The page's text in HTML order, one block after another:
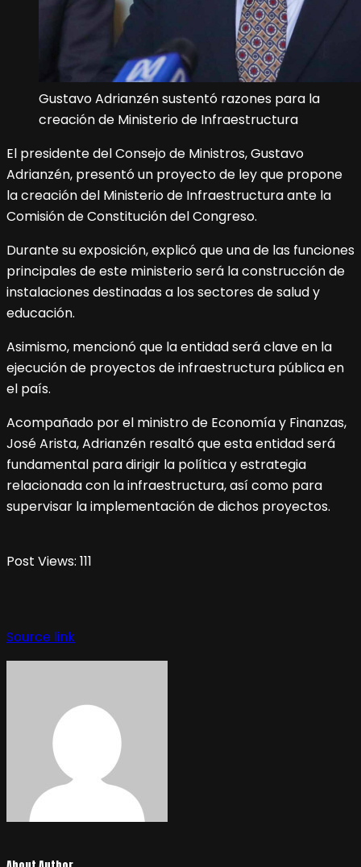
Gustavo Adrianzén sustentó razones para la
creación de Ministerio de Infraestructura
El presidente del Consejo de Ministros, Gustavo
Adrianzén, presentó un proyecto de ley que propone
la creación del Ministerio de Infraestructura ante la
Comisión de Constitución del Congreso.
Durante su exposición, explicó que una de las funciones
principales de este ministerio será la construcción de
instalaciones destinadas a los sectores de salud y
educación.
Asimismo, mencionó que la entidad será clave en la
ejecución de proyectos de infraestructura pública en
el país.
Acompañado por el ministro de Economía y Finanzas,
José Arista, Adrianzén resaltó que esta entidad será
fundamental para dirigir la política y estrategia
relacionada con la infraestructura, así como para
supervisar la implementación de dichos proyectos.
Post Views: 111
Source link